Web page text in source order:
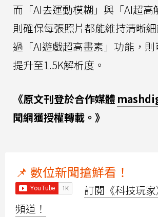
而「AI去運動模糊」與「AI超高
則確保每張照片都能維持清晰
過「AI遊戲超高畫素」功能，
提升至1.5K解析度。
《原文刊登於合作媒體
聞網獲授權轉載。》
📌 數位新聞搶鮮看！
訂閱《科技玩
頻道！